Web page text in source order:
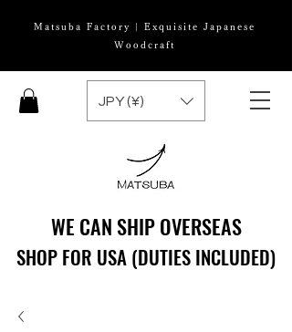
Matsuba Factory | Exquisite Japanese
Woodcraft
WE CAN SHIP OVERSEAS
WE CAN SHIP OVERSEAS
JPY (¥)
SHOP FOR USA (DUTIES INCLUDED)
SHOP FOR USA (DUTIES INCLUDED)